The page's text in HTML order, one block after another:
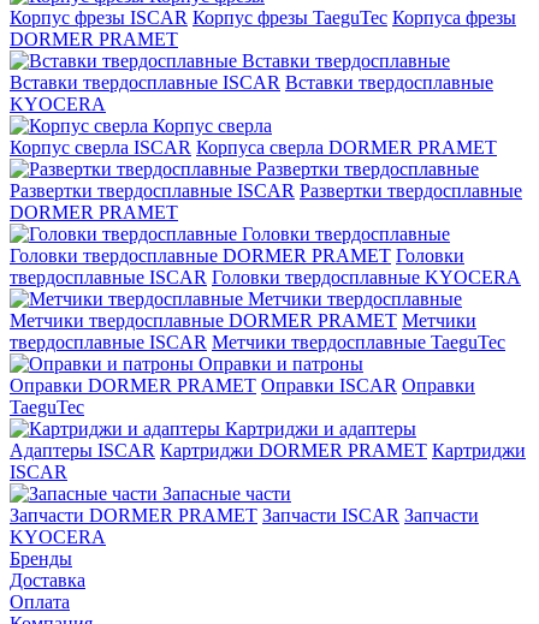
Корпус фрезы ISCAR Корпус фрезы TaeguTec Корпуса фрезы
DORMER PRAMET
Вставки твердосплавные
Вставки твердосплавные ISCAR Вставки твердосплавные
KYOCERA
Корпус сверла
Корпус сверла ISCAR Корпуса сверла DORMER PRAMET
Развертки твердосплавные
Развертки твердосплавные ISCAR Развертки твердосплавные
DORMER PRAMET
Головки твердосплавные
Головки твердосплавные DORMER PRAMET Головки
твердосплавные ISCAR Головки твердосплавные KYOCERA
Метчики твердосплавные
Метчики твердосплавные DORMER PRAMET Метчики
твердосплавные ISCAR Метчики твердосплавные TaeguTec
Оправки и патроны
Оправки DORMER PRAMET Оправки ISCAR Оправки
TaeguTec
Картриджи и адаптеры
Адаптеры ISCAR Картриджи DORMER PRAMET Картриджи
ISCAR
Запасные части
Запчасти DORMER PRAMET Запчасти ISCAR Запчасти
KYOCERA
Бренды
Доставка
Оплата